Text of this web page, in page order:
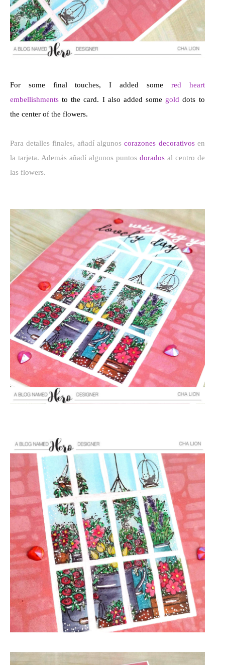
For some final touches, I added some red heart
embellishments to the card. I also added some gold dots to
the center of the flowers.
Para detalles finales, añadí algunoscorazones decorativosen
la tarjeta. Además añadí algunos puntos doradosal centro de
las flowers.